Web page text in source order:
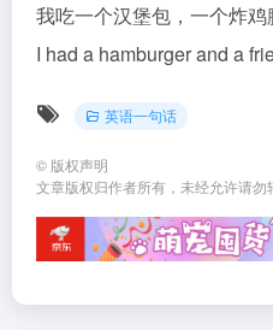
我吃一个汉堡包，一个炸鸡
I had a hamburger and a
英语一句话
© 版权声明
文章版权归作者所有，未经允许请勿